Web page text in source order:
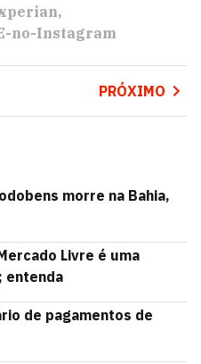
no-Instagram
PRÓXIMO
morre na Bahia,
Livre é uma
entenda
de pagamentos de